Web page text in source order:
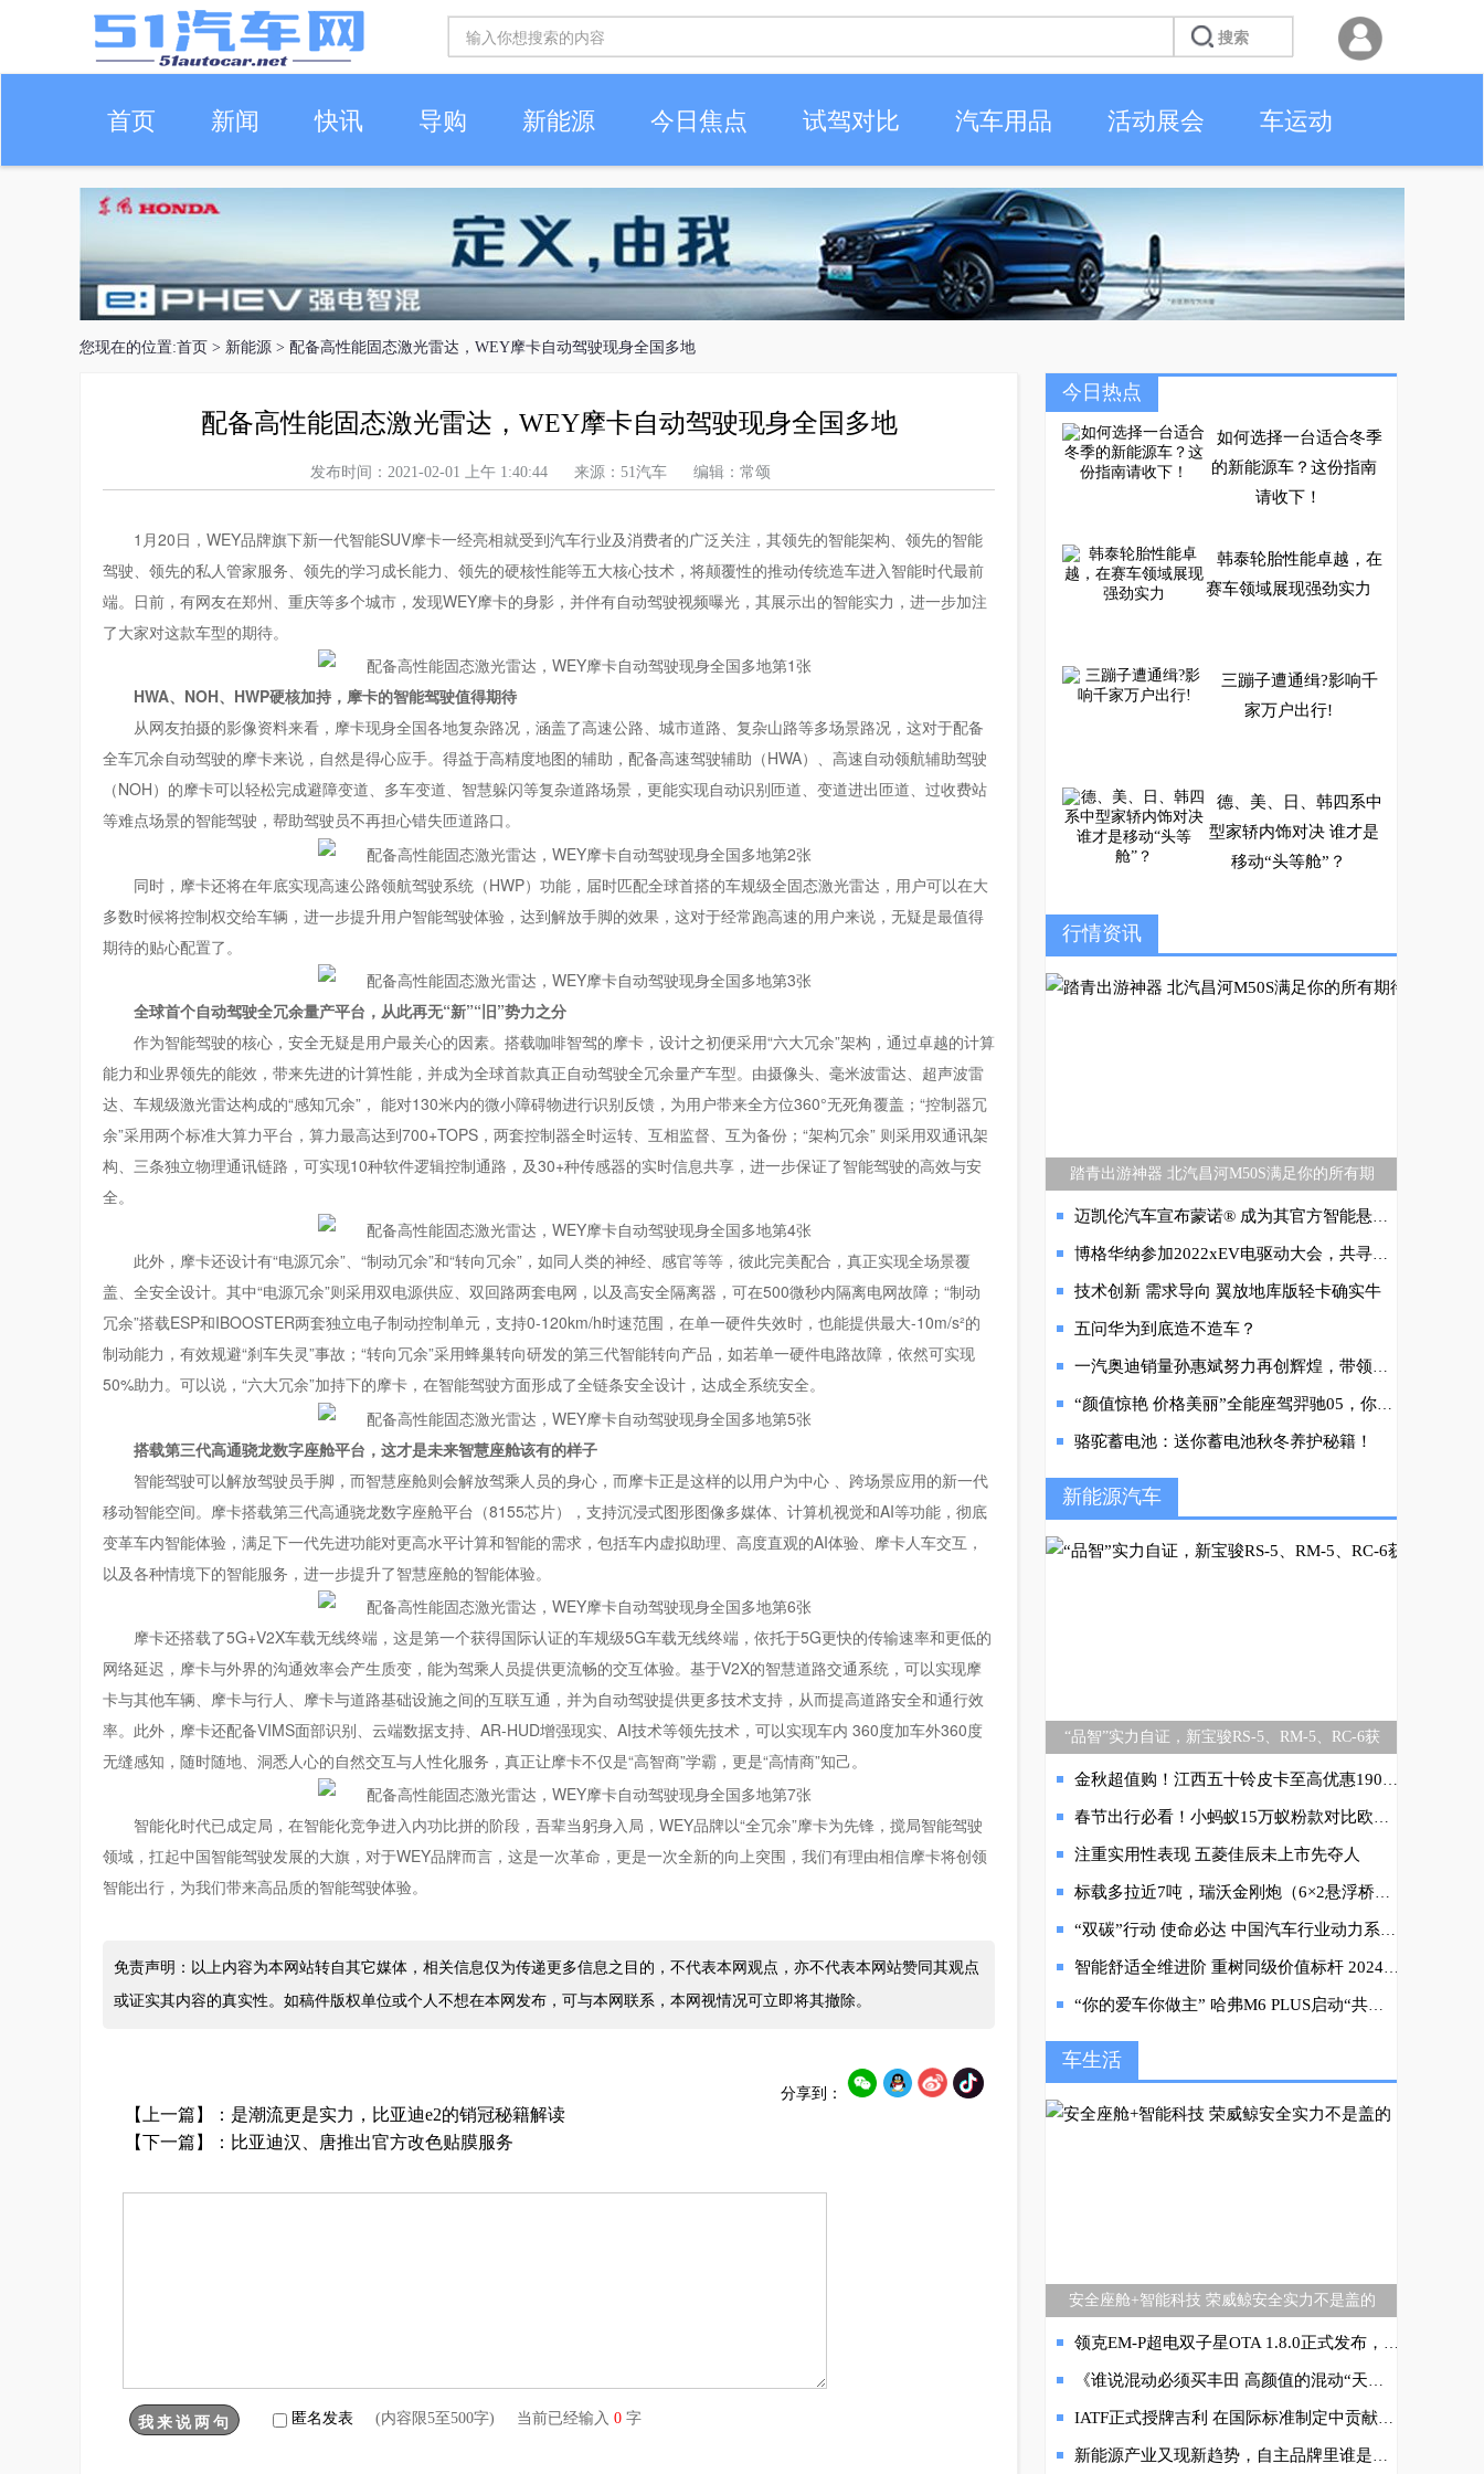
首页 新闻 快讯 导购 新能源 今日焦点 试驾对比 汽车用品 活动展会 车运动
车生活
您现在的位置:首页 > 新能源 > 配备高性能固态激光雷达，WEY摩卡自动驾驶现身全国多地
配备高性能固态激光雷达，WEY摩卡自动驾驶现身全国多地
发布时间：2021-02-01 上午 1:40:44 来源：51汽车 编辑：常颂
1月20日，WEY品牌旗下新一代智能SUV摩卡一经亮相就受到汽车行业及消费者的广泛关注，其领先的智能架构、领先的智能
驾驶、领先的私人管家服务、领先的学习成长能力、领先的硬核性能等五大核心技术，将颠覆性的推动传统造车进入智能时代最前
端。日前，有网友在郑州、重庆等多个城市，发现WEY摩卡的身影，并伴有自动驾驶视频曝光，其展示出的智能实力，进一步加注
了大家对这款车型的期待。
HWA、 NOH、 HWP硬核加持，摩卡的智能驾驶值得期待
从网友拍摄的影像资料来看，摩卡现身全国各地复杂路况，涵盖了高速公路、城市道路、复杂山路等多场景路况，这对于配备
全车冗余自动驾驶的摩卡来说，自然是得心应手。得益于高精度地图的辅助，配备高速驾驶辅助（HWA）、高速自动领航辅助驾驶
（NOH）的摩卡可以轻松完成避障变道、多车变道、智慧躲闪等复杂道路场景，更能实现自动识别匝道、变道进出匝道、过收费站
等难点场景的智能驾驶，帮助驾驶员不再担心错失匝道路口。
同时，摩卡还将在年底实现高速公路领航驾驶系统（HWP）功能，届时匹配全球首搭的车规级全固态激光雷达，用户可以在大
多数时候将控制权交给车辆，进一步提升用户智能驾驶体验，达到解放手脚的效果，这对于经常跑高速的用户来说，无疑是最值得
期待的贴心配置了。
全球首个自动驾驶全冗余量产平台， 从此再无“新”“旧”势力之分
作为智能驾驶的核心，安全无疑是用户最关心的因素。搭载咖啡智驾的摩卡，设计之初便采用“六大冗余”架构，通过卓越的计算
能力和业界领先的能效，带来先进的计算性能，并成为全球首款真正自动驾驶全冗余量产车型。由摄像头、毫米波雷达、超声波雷
达、车规级激光雷达构成的“感知冗余”， 能对130米内的微小障碍物进行识别反馈，为用户带来全方位360°无死角覆盖；“控制器冗
余”采用两个标准大算力平台，算力最高达到700+TOPS，两套控制器全时运转、互相监督、互为备份；“架构冗余” 则采用双通讯架
构、三条独立物理通讯链路，可实现10种软件逻辑控制通路，及30+种传感器的实时信息共享，进一步保证了智能驾驶的高效与安
全。
此外，摩卡还设计有“电源冗余”、“制动冗余”和“转向冗余”，如同人类的神经、感官等等，彼此完美配合，真正实现全场景覆
盖、全安全设计。其中“电源冗余”则采用双电源供应、双回路两套电网，以及高安全隔离器，可在500微秒内隔离电网故障；“制动
冗余”搭载ESP和IBOOSTER两套独立电子制动控制单元，支持0-120km/h时速范围，在单一硬件失效时，也能提供最大-10m/s²的
制动能力，有效规避“刹车失灵”事故；“转向冗余”采用蜂巢转向研发的第三代智能转向产品，如若单一硬件电路故障，依然可实现
50%助力。可以说，“六大冗余”加持下的摩卡，在智能驾驶方面形成了全链条安全设计，达成全系统安全。
搭载第三代高通骁龙数字座舱平台 ， 这才是未来智慧座舱该有的样子
智能驾驶可以解放驾驶员手脚，而智慧座舱则会解放驾乘人员的身心，而摩卡正是这样的以用户为中心 、跨场景应用的新一代
移动智能空间。摩卡搭载第三代高通骁龙数字座舱平台（8155芯片），支持沉浸式图形图像多媒体、计算机视觉和AI等功能，彻底
变革车内智能体验，满足下一代先进功能对更高水平计算和智能的需求，包括车内虚拟助理、高度直观的AI体验、摩卡人车交互，
以及各种情境下的智能服务，进一步提升了智慧座舱的智能体验。
摩卡还搭载了5G+V2X车载无线终端，这是第一个获得国际认证的车规级5G车载无线终端，依托于5G更快的传输速率和更低的
网络延迟，摩卡与外界的沟通效率会产生质变，能为驾乘人员提供更流畅的交互体验。基于V2X的智慧道路交通系统，可以实现摩
卡与其他车辆、摩卡与行人、摩卡与道路基础设施之间的互联互通，并为自动驾驶提供更多技术支持，从而提高道路安全和通行效
率。此外，摩卡还配备VIMS面部识别、云端数据支持、AR-HUD增强现实、AI技术等领先技术，可以实现车内 360度加车外360度
无缝感知，随时随地、洞悉人心的自然交互与人性化服务，真正让摩卡不仅是“高智商”学霸，更是“高情商”知己。
智能化时代已成定局，在智能化竞争进入内功比拼的阶段，吾辈当躬身入局，WEY品牌以“全冗余”摩卡为先锋，搅局智能驾驶
领域，扛起中国智能驾驶发展的大旗，对于WEY品牌而言，这是一次革命，更是一次全新的向上突围，我们有理由相信摩卡将创领
智能出行，为我们带来高品质的智能驾驶体验。
免责声明：以上内容为本网站转自其它媒体，相关信息仅为传递更多信息之目的，不代表本网观点，亦不代表本网站赞同其观点
或证实其内容的真实性。如稿件版权单位或个人不想在本网发布，可与本网联系，本网视情况可立即将其撤除。
分享到：
【上一篇】： 是潮流更是实力，比亚迪e2的销冠秘籍解读
【下一篇】： 比亚迪汉、唐推出官方改色贴膜服务
匿名发表 (内容限5至500字) 当前已经输入 0 字
今日热点
如何选择一台适合冬季
的新能源车？这份指南
请收下！
韩泰轮胎性能卓越，在
赛车领域展现强劲实力
三蹦子遭通缉?影响千
家万户出行!
德、美、日、韩四系中
型家轿内饰对决 谁才是
移动“头等舱”？
混双动力，首发智美车
色、座舱官图
行情资讯
踏青出游神器 北汽昌河M50S满足你的所有期
迈凯伦汽车宣布蒙诺® 成为其官方智能悬架系统供应商
博格华纳参加2022xEV电驱动大会，共寻电气化驱动时代的美好未来
技术创新 需求导向 翼放地库版轻卡确实牛
五问华为到底造不造车？
一汽奥迪销量孙惠斌努力再创辉煌，带领团队再攀高峰
“颜值惊艳 价格美丽”全能座驾羿驰05，你值得拥有
骆驼蓄电池：送你蓄电池秋冬养护秘籍！
新能源汽车
“品智”实力自证，新宝骏RS-5、RM-5、RC-6获
金秋超值购！江西五十铃皮卡至高优惠19000元
春节出行必看！小蚂蚁15万蚁粉款对比欧拉黑猫更安心
注重实用性表现 五菱佳辰未上市先夺人
标载多拉近7吨，瑞沃金刚炮（6×2悬浮桥）多一轴更赚钱
“双碳”行动 使命必达 中国汽车行业动力系统研发持续向上
智能舒适全维进阶 重树同级价值标杆 2024款飞凡R7将于11月上市
“你的爱车你做主” 哈弗M6 PLUS启动“共创模式”
车生活
安全座舱+智能科技 荣威鲸安全实力不是盖的
领克EM-P超电双子星OTA 1.8.0正式发布，科技生态全面进阶
《谁说混动必须买丰田 高颜值的混动“天花板”哈弗赤兔来看看！》
IATF正式授牌吉利 在国际标准制定中贡献中国力量
新能源产业又现新趋势，自主品牌里谁是潜力选手？